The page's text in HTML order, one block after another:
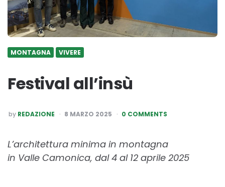
MONTAGNA VIVERE
Festival all’insù
POSTED
BY
by REDAZIONE 8 MARZO 2025 0 COMMENTS
L’architettura minima in montagna
in Valle Camonica, dal 4 al 12 aprile 2025